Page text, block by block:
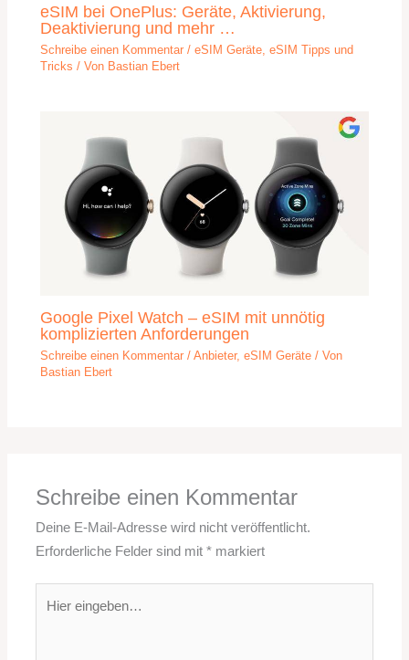
eSIM bei OnePlus: Geräte, Aktivierung,
Deaktivierung und mehr …
Schreibe einen Kommentar /eSIM Geräte,eSIM Tipps und
Tricks / Von Bastian Ebert
Google Pixel Watch – eSIM mit unnötig
komplizierten Anforderungen
Schreibe einen Kommentar /Anbieter,eSIM Geräte / Von
Bastian Ebert
Schreibe einen Kommentar
Deine E-Mail-Adresse wird nicht veröffentlicht.
Erforderliche Felder sind mit* markiert
eingeben…